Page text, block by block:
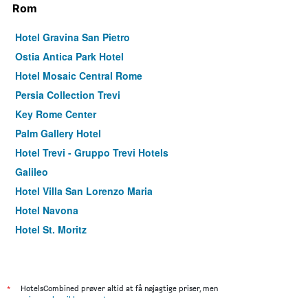
Rom
Hotel Gravina San Pietro
Ostia Antica Park Hotel
Hotel Mosaic Central Rome
Persia Collection Trevi
Key Rome Center
Palm Gallery Hotel
Hotel Trevi - Gruppo Trevi Hotels
Galileo
Hotel Villa San Lorenzo Maria
Hotel Navona
Hotel St. Moritz
Hotel Nord Nuova Roma
*
HotelsCombined prøver altid at få nøjagtige priser, men